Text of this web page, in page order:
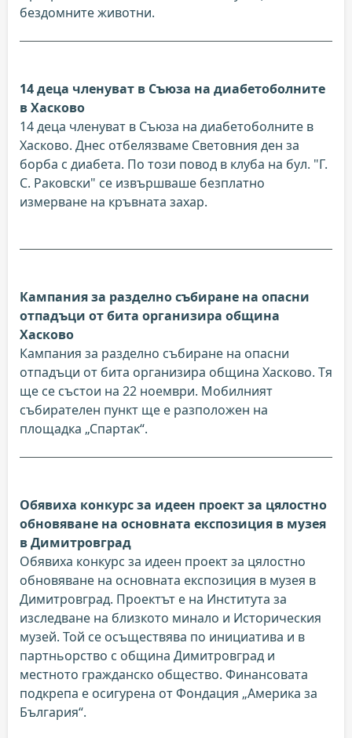
бездомните животни.
14 деца членуват в Съюза на диабетоболните
в Хасково
14 деца членуват в Съюза на диабетоболните в
Хасково. Днес отбелязваме Световния ден за
борба с диабета. По този повод в клуба на бул. "Г.
С. Раковски" се извършваше безплатно
измерване на кръвната захар.
Кампания за разделно събиране на опасни
отпадъци от бита организира община
Хасково
Кампания за разделно събиране на опасни
отпадъци от бита организира община Хасково. Тя
ще се състои на 22 ноември. Мобилният
събирателен пункт ще е разположен на
площадка „Спартак“.
Обявиха конкурс за идеен проект за цялостно
обновяване на основната експозиция в музея
в Димитровград
Обявиха конкурс за идеен проект за цялостно
обновяване на основната експозиция в музея в
Димитровград. Проектът е на Института за
изследване на близкото минало и Историческия
музей. Той се осъществява по инициатива и в
партньорство с община Димитровград и
местното гражданско общество. Финансовата
подкрепа е осигурена от Фондация „Америка за
България“.